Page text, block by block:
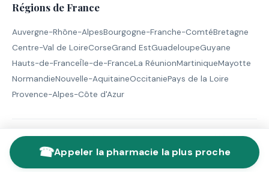
☎Appeler la pharmacie la plus proche
Régions de France
Auvergne-Rhône-AlpesBourgogne-Franche-ComtéBretagne
Centre-Val de LoireCorseGrand EstGuadeloupeGuyane
Hauts-de-FranceÎle-de-FranceLa RéunionMartiniqueMayotte
NormandieNouvelle-AquitaineOccitaniePays de la Loire
Provence-Alpes-Côte d'Azur
© 2026 Pharmacie de Garde - Tous droits réservés |Mentions
légales